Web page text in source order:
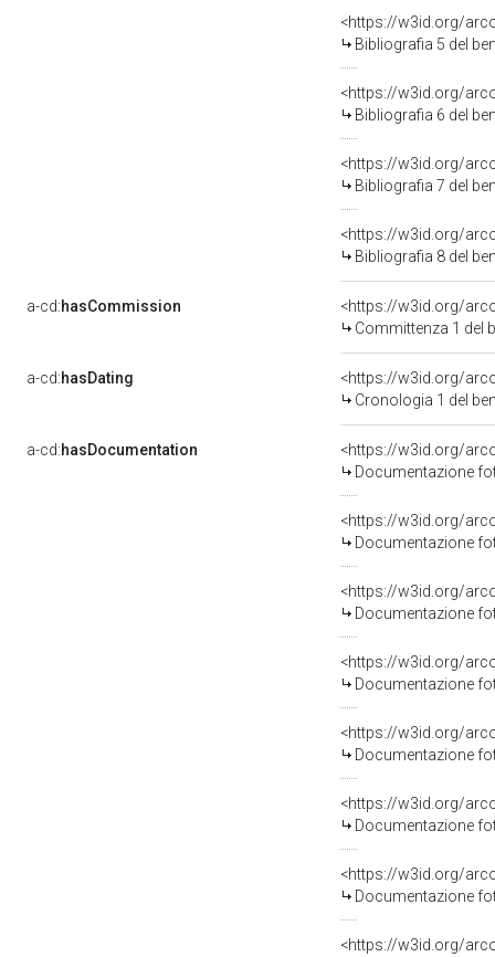
<https://w3id.org/
Bibliografia 5 del
<https://w3id.org/
Bibliografia 6 del
<https://w3id.org/
Bibliografia 7 del
<https://w3id.org/
Bibliografia 8 del
a-cd:hasCommission
<https://w3id.org/
Committenza 1 del
a-cd:hasDating
<https://w3id.org/
Cronologia 1 del
a-cd:hasDocumentation
Documentazione
Documentazione
Documentazione
Documentazione
Documentazione
Documentazione
Documentazione